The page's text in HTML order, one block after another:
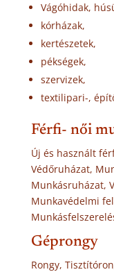
Vágóhidak,
kórházak,
kertészetek,
pékségek,
szervizek,
textilipari-,
Férfi- női
Új és használt
Védőruházat,
Munkásruházat,
Munkavédelmi
Géprongy
Rongy,